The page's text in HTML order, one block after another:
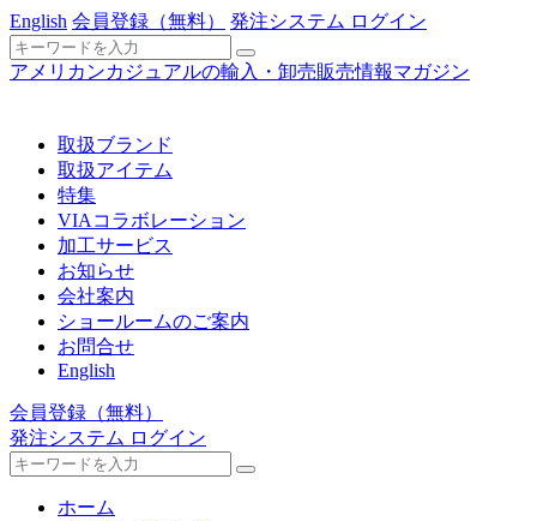
English 会員登録 （無料） 発注システム ログイン
アメリカンカジュアルの輸入・卸売販売情報マガジン
取扱ブランド
取扱アイテム
特集
VIAコラボレーション
加工サービス
お知らせ
会社案内
ショールームのご案内
お問合せ
English
会員登録 （無料）
発注システム ログイン
ホーム